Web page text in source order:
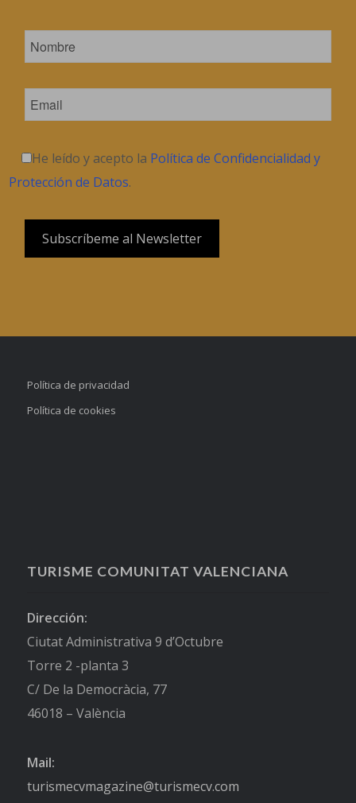
He leído y acepto la Política de Confidencialidad y
Protección de Datos.
Política de privacidad
Política de cookies
TURISME COMUNITAT VALENCIANA
Dirección:
Ciutat Administrativa 9 d’Octubre
Torre 2 -planta 3
C/ De la Democràcia, 77
46018 – València
Mail:
turismecvmagazine@turismecv.com